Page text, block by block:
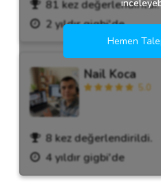
81 kez değerlendirildi.
2 yıldır gigbi'de
Nail Koca
5.0
8 kez değerlendirildi.
4 yıldır gigbi'de
Hemen